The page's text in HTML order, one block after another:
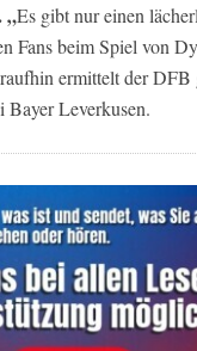
„Es gibt nur einen
Fans beim Spiel von
ermittelt der
Leverkusen.